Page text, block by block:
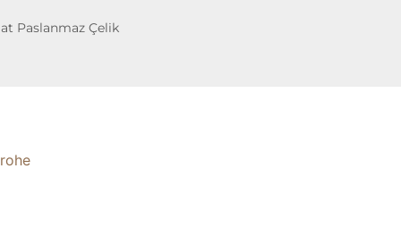
Paslanmaz Çelik